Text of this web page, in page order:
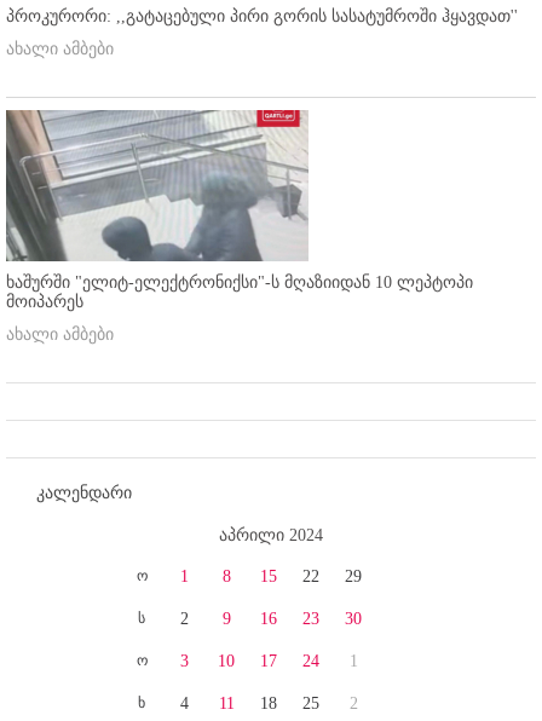
პროკურორი: ,,გატაცებული პირი გორის სასატუმროში ჰყავდათ''
ახალი ამბები
ხაშურში "ელიტ-ელექტრონიქსი"-ს მღაზიიდან 10 ლეპტოპი
მოიპარეს
ახალი ამბები
კალენდარი
აპრილი 2024
ო
ს
ო
ხ
1
2
3
4
8
9
10
11
15
16
17
18
22
23
24
25
29
30
1
2